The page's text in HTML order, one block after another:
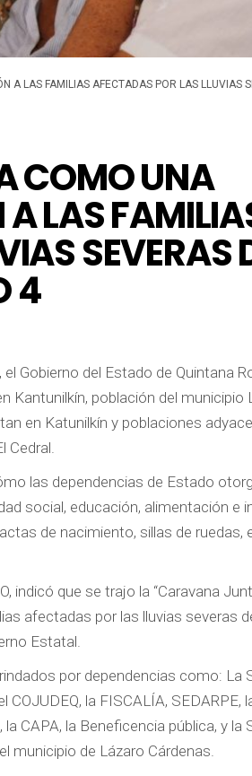
A LAS FAMILIAS AFECTADAS POR LAS LLUVIAS
COMO UNA
A LAS
SEVERAS
4
Gobierno del Estado de Quintana
Kantunilkín, población del municipio
en Katunilkín y poblaciones
Cedral.
las dependencias de Estado
social, educación, alimentación e
de nacimiento, sillas de ruedas,
indicó que se trajo la “Caravana
afectadas por las lluvias severas
Estatal.
por dependencias como: La
COJUDEQ, la FISCALÍA, SEDARPE,
CAPA, la Beneficencia pública, y la
municipio de Lázaro Cárdenas.